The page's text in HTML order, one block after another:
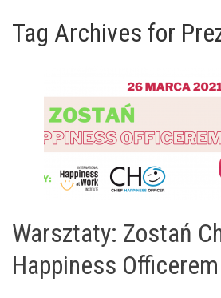
Tag Archives for
Warsztaty: Zostań
Happiness